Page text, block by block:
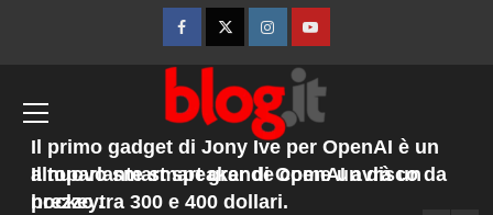
FacebookTwitterInstagramYouTube
Menu
principale
Il Senato Usa dichiara Anthony Fauci
colpevole di oltraggio al Congresso,
rischia un’indagine penale
Giuseppe Recca 7 Agosto 2026 : 2:00
Il primo gadget di Jony Ive per OpenAI è un
altoparlante smart grande come un disco da
hockey.
Il nuovo smart speaker di OpenAI avrà un
prezzo tra 300 e 400 dollari.
Soraya: “Ho tradito” e rompe il
silenzio
Emma ed Elisa: avventure
emozionanti in motoslitta sul
secondo ghiacciaio più grande
d’Islanda.